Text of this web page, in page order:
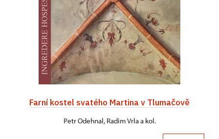
Farní kostel svatého Martina v Tlumačově
Petr Odehnal, Radim Vrla a kol.